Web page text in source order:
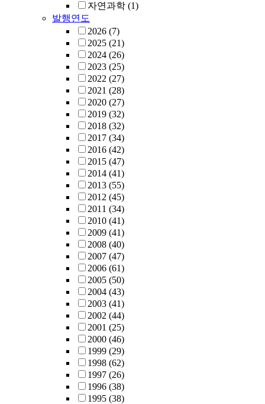
자연과학 (1)
발행연도
2026 (7)
2025 (21)
2024 (26)
2023 (25)
2022 (27)
2021 (28)
2020 (27)
2019 (32)
2018 (32)
2017 (34)
2016 (42)
2015 (47)
2014 (41)
2013 (55)
2012 (45)
2011 (34)
2010 (41)
2009 (41)
2008 (40)
2007 (47)
2006 (61)
2005 (50)
2004 (43)
2003 (41)
2002 (44)
2001 (25)
2000 (46)
1999 (29)
1998 (62)
1997 (26)
1996 (38)
1995 (38)